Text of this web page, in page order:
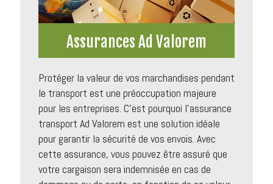
Assurances Ad Valorem
Protéger la valeur de vos marchandises pendant
le transport est une préoccupation majeure
pour les entreprises. C’est pourquoi l’assurance
transport Ad Valorem est une solution idéale
pour garantir la sécurité de vos envois. Avec
cette assurance, vous pouvez être assuré que
votre cargaison sera indemnisée en cas de